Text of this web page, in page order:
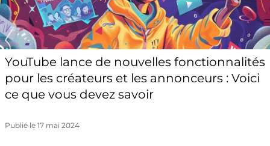
YouTube lance de nouvelles fonctionnalités
pour les créateurs et les annonceurs : Voici
ce que vous devez savoir
Publié le 17 mai 2024